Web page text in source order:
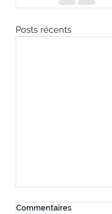
Posts récents
Commentaires